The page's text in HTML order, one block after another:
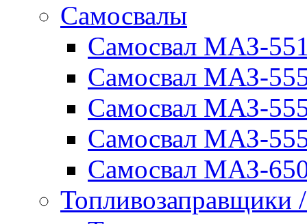
Самосвалы
Самосвал МАЗ-
Самосвал МАЗ-
Самосвал МАЗ-
Самосвал МАЗ-
Самосвал МАЗ-
Топливозаправщики